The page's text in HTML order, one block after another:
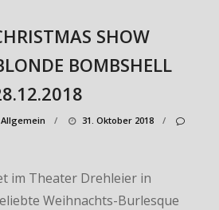
SHOW
BOMBSHELL
Allgemein / 31. Oktober 2018
/
im Theater Drehleier in
Weihnachts-Burlesque